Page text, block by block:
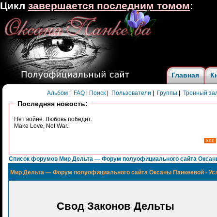
Главная
Альбом FAQ Поиск Пользователи Группы Тронный
Последняя новость:
Нет войне. Любовь победит.
Make Love, Not War.
Список форумов Мир Дельта — Форум полуофициального сайта
Мир Дельта — Форум полуофициального сайта Оксаны Панкеевой -
Свод Законов Дельты
Цикл завершается последним томом: